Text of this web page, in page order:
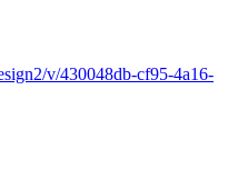
v/430048db-cf95-4a16-